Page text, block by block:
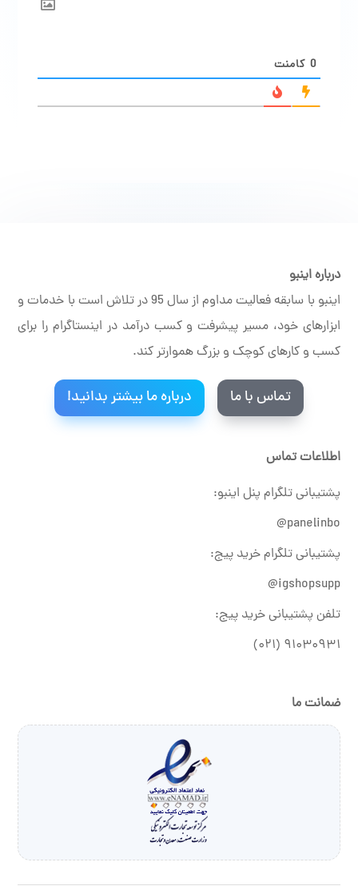
0 کامنت
درباره اینبو
اینبو با سابقه فعالیت مداوم از سال 95 در تلاش است با خدمات و
ابزارهای خود، مسیر پیشرفت و کسب درآمد در اینستاگرام را برای
کسب و کارهای کوچک و بزرگ هموارتر کند.
تماس با ما درباره ما بیشتر بدانید!
اطلاعات تماس
پشتیبانی تلگرام پنل اینبو:
panelinbo@
پشتیبانی تلگرام خرید پیج:
igshopsupp@
تلفن پشتیبانی خرید پیج:
۹۱۰۳۰۹۳۱ (۰۲۱)
ضمانت ما